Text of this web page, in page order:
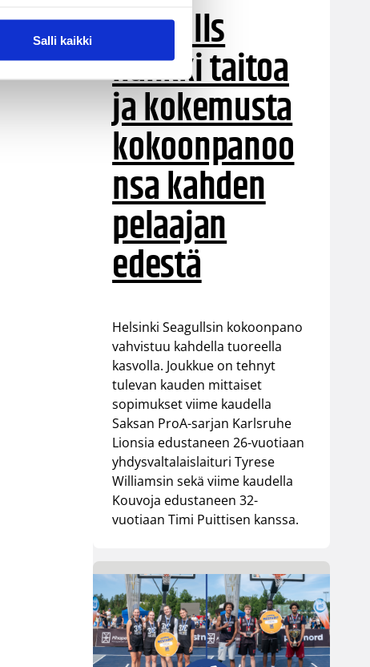
Salli kaikki Seagulls
hankki taitoa
ja kokemusta
kokoonpanoo
nsa kahden
pelaajan
edestä
Helsinki Seagullsin kokoonpano
vahvistuu kahdella tuoreella
kasvolla. Joukkue on tehnyt
tulevan kauden mittaiset
sopimukset viime kaudella
Saksan ProA-sarjan Karlsruhe
Lionsia edustaneen 26-vuotiaan
yhdysvaltalaislaituri Tyrese
Williamsin sekä viime kaudella
Kouvoja edustaneen 32-
vuotiaan Timi Puittisen kanssa.